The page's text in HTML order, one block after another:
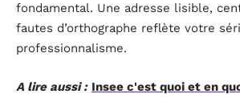
fondamental. Une adresse lisible,
fautes d’orthographe reflète votre
professionnalisme.
A lire aussi : Insee c'est quoi et en